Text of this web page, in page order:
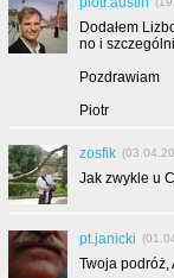
Dodałem
no i
Pozdrawiam
Piotr
zosfik
Jak zwykle u
pt.janicki
Twoja